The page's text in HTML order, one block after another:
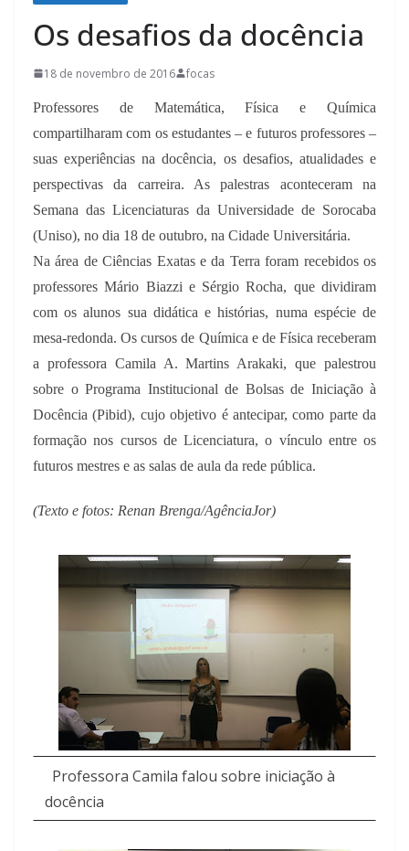
Os desafios da docência
18 de novembro de 2016 focas
Professores de Matemática, Física e Química
compartilharam com os estudantes – e futuros professores –
suas experiências na docência, os desafios, atualidades e
perspectivas da carreira. As palestras aconteceram na
Semana das Licenciaturas da Universidade de Sorocaba
(Uniso), no dia 18 de outubro, na Cidade Universitária.
Na área de Ciências Exatas e da Terra foram recebidos os
professores Mário Biazzi e Sérgio Rocha, que dividiram
com os alunos sua didática e histórias, numa espécie de
mesa-redonda. Os cursos de Química e de Física receberam
a professora Camila A. Martins Arakaki, que palestrou
sobre o Programa Institucional de Bolsas de Iniciação à
Docência (Pibid), cujo objetivo é antecipar, como parte da
formação nos cursos de Licenciatura, o vínculo entre os
futuros mestres e as salas de aula da rede pública.
(Texto e fotos: Renan Brenga/AgênciaJor)
Professora Camila falou sobre iniciação à
docência